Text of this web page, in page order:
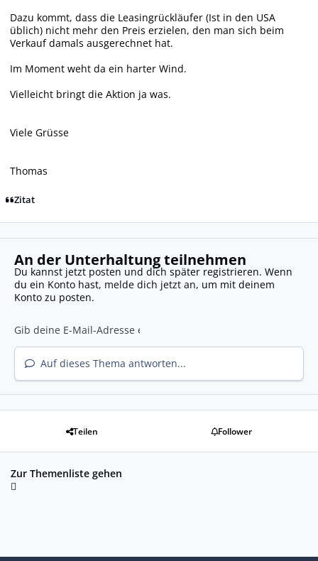
Dazu kommt, dass die Leasingrückläufer (Ist in den USA
üblich) nicht mehr den Preis erzielen, den man sich beim
Verkauf damals ausgerechnet hat.
Im Moment weht da ein harter Wind.
Vielleicht bringt die Aktion ja was.
Viele Grüsse
Thomas
Zitat
An der Unterhaltung teilnehmen
Du kannst jetzt posten und dich später registrieren. Wenn
du ein Konto hast, melde dich jetzt an, um mit deinem
Konto zu posten.
Auf dieses Thema antworten...
Teilen Follower
Zur Themenliste gehen